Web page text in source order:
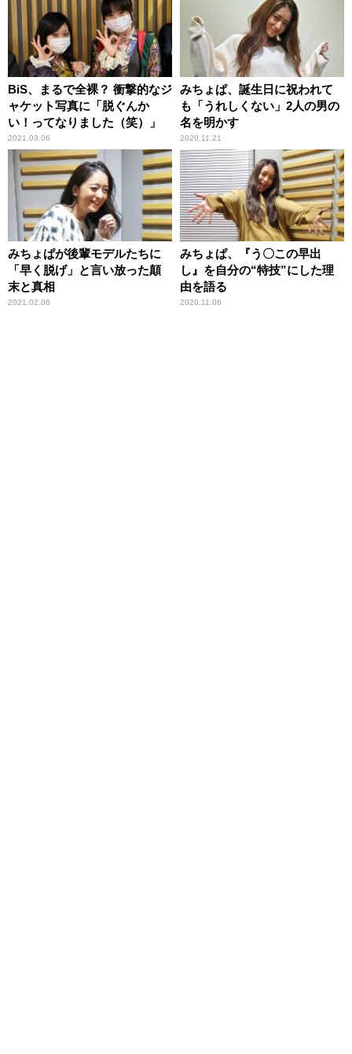
BiS、まるで全裸？ 衝撃的なジ
ャケット写真に「脱ぐんか
い！ってなりました（笑）」
2021.03.06
みちょぱ、誕生日に祝われて
も「うれしくない」2人の男の
名を明かす
2020.11.21
みちょぱが後輩モデルたちに
「早く脱げ」と言い放った顛
末と真相
2021.02.06
みちょぱ、『う〇この早出
し』を自分の“特技”にした理
由を語る
2020.11.06